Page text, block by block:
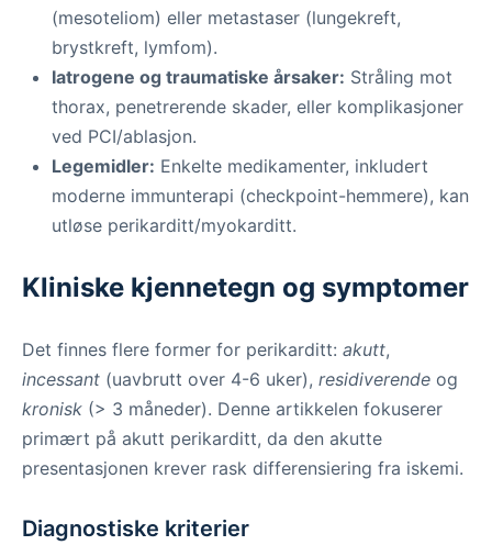
(mesoteliom) eller metastaser (lungekreft,
brystkreft, lymfom).
Iatrogene og traumatiske årsaker: Stråling mot
thorax, penetrerende skader, eller komplikasjoner
ved PCI/ablasjon.
Legemidler: Enkelte medikamenter, inkludert
moderne immunterapi (checkpoint-hemmere), kan
utløse perikarditt/myokarditt.
Kliniske kjennetegn og symptomer
Det finnes flere former for perikarditt: akutt,
incessant (uavbrutt over 4-6 uker), residiverende og
kronisk (> 3 måneder). Denne artikkelen fokuserer
primært på akutt perikarditt, da den akutte
presentasjonen krever rask differensiering fra iskemi.
Diagnostiske kriterier